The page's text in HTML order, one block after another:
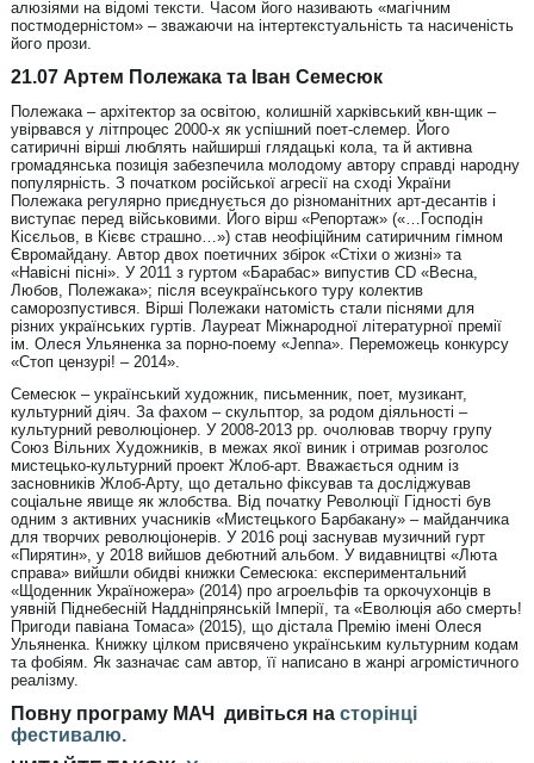
алюзіями на відомі тексти. Часом його називають «магічним
постмодерністом» – зважаючи на інтертекстуальність та насиченість
його прози.
21.07 Артем Полежака та Іван Семесюк
Полежака – архітектор за освітою, колишній харківський квн-щик –
увірвався у літпроцес 2000-х як успішний поет-слемер. Його
сатиричні вірші люблять найширші глядацькі кола, та й активна
громадянська позиція забезпечила молодому автору справді народну
популярність. З початком російської агресії на сході України
Полежака регулярно приєднується до різноманітних арт-десантів і
виступає перед військовими. Його вірш «Репортаж» («…Господін
Кісєльов, в Кієвє страшно…») став неофіційним сатиричним гімном
Євромайдану. Автор двох поетичних збірок «Стіхи о жизні» та
«Навісні пісні». У 2011 з гуртом «Барабас» випустив CD «Весна,
Любов, Полежака»; після всеукраїнського туру колектив
саморозпустився. Вірші Полежаки натомість стали піснями для
різних українських гуртів. Лауреат Міжнародної літературної премії
ім. Олеся Ульяненка за порно-поему «Jenna». Переможець конкурсу
«Стоп цензурі! – 2014».
Семесюк – український художник, письменник, поет, музикант,
культурний діяч. За фахом – скульптор, за родом діяльності –
культурний революціонер. У 2008-2013 рр. очолював творчу групу
Союз Вільних Художників, в межах якої виник і отримав розголос
мистецько-культурний проект Жлоб-арт. Вважається одним із
засновників Жлоб-Арту, що детально фіксував та досліджував
соціальне явище як жлобства. Від початку Революції Гідності був
одним з активних учасників «Мистецького Барбакану» – майданчика
для творчих революціонерів. У 2016 році заснував музичний гурт
«Пирятин», у 2018 вийшов дебютний альбом. У видавництві «Люта
справа» вийшли обидві книжки Семесюка: експериментальний
«Щоденник Україножера» (2014) про агроельфів та оркочухонців в
уявній Піднебесній Наддніпрянській Імперії, та «Еволюція або смерть!
Пригоди павіана Томаса» (2015), що дістала Премію імені Олеся
Ульяненка. Книжку цілком присвячено українським культурним кодам
та фобіям. Як зазначає сам автор, її написано в жанрі агромістичного
реалізму.
Повну програму МАЧ дивіться на сторінці
фестивалю.